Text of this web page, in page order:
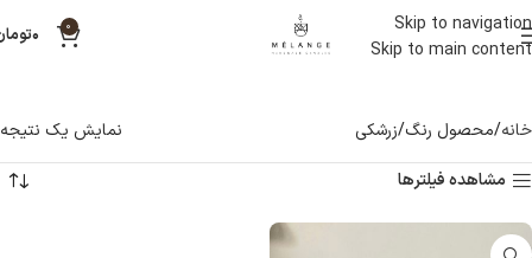
Skip to navigation
Skip to main content
0 ۰
خانه محصول رنگ زرشکی
نمایش یک نتیجه
مشاهده فیلترها